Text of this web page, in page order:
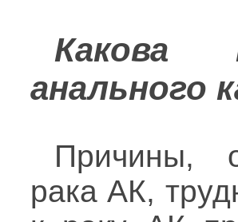
Какова
анального
Причины,
рака АК,